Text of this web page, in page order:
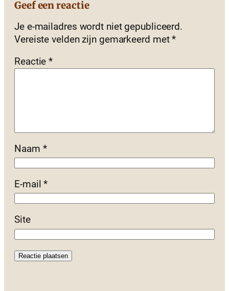
Geef een reactie
Je e-mailadres wordt niet gepubliceerd.
Vereiste velden zijn gemarkeerd met*
Reactie*
Naam *
E-mail*
Site